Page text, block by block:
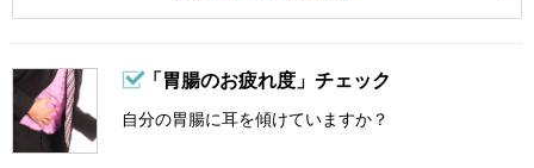
「胃腸のお疲れ度」チェック
自分の胃腸に耳を傾けていますか？